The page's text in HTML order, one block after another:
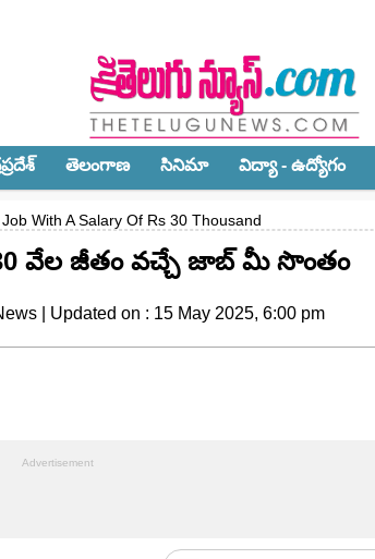
తెలంగాణ‌ సినిమా విద్యా - ఉద్యోగం
With A Salary Of Rs 30 Thousand
వేల జీతం వచ్చే జాబ్ మీ సొంతం
| Updated on : 15 May 2025, 6:00 pm